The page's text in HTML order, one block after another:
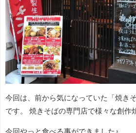
今回は、前から気になっていた「焼き
です。 焼きそばの専門店で様々な創作
今回やっと食べる事ができました♪